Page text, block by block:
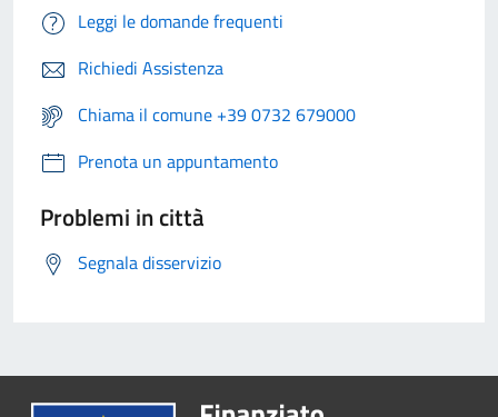
Leggi le domande frequenti
Richiedi Assistenza
Chiama il comune +39 0732 679000
Prenota un appuntamento
Problemi in città
Segnala disservizio